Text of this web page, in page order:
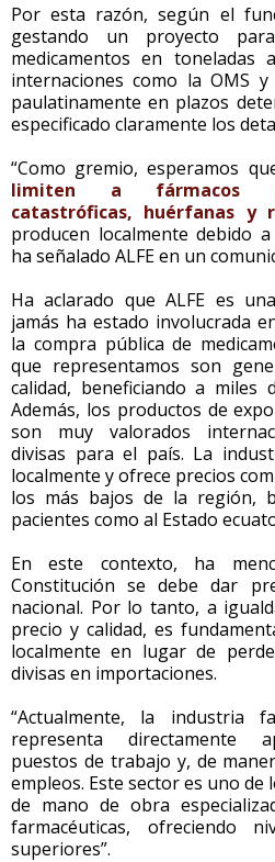
Por esta razón, según el
gestando un proyecto
medicamentos en toneladas
internaciones como la OMS
paulatinamente en plazos
especificado claramente los
“Como gremio, esperamos
limiten a fármacos
catastróficas, huérfanas y
producen localmente debido
ha señalado ALFE en un
Ha aclarado que ALFE es
jamás ha estado involucrada
la compra pública de
que representamos son
calidad, beneficiando a miles
Además, los productos de
son muy valorados
divisas para el país. La
localmente y ofrece precios
los más bajos de la región,
pacientes como al Estado
En este contexto, ha
Constitución se debe dar
nacional. Por lo tanto, a
precio y calidad, es
localmente en lugar de
divisas en importaciones.
“Actualmente, la industria
representa directamente
puestos de trabajo y, de
empleos. Este sector es uno de
de mano de obra
farmacéuticas, ofreciendo
superiores”.